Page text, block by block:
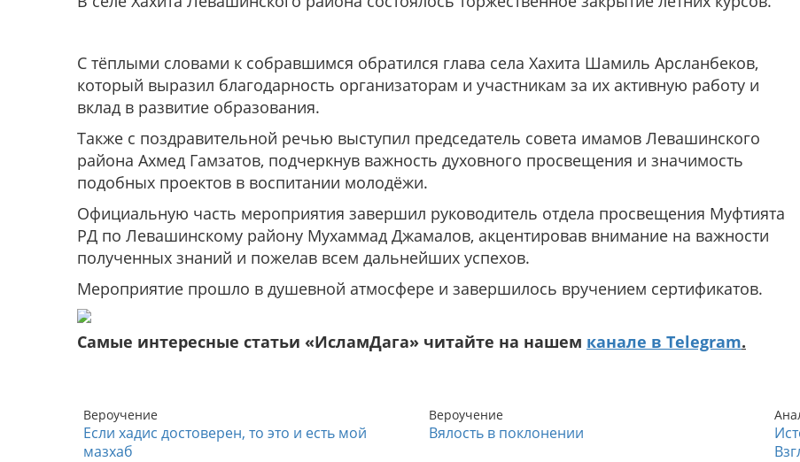
С тёплыми словами к собравшимся обратился глава села Хахита Шамиль Арсланбеков,
который выразил благодарность организаторам и участникам за их активную работу и
вклад в развитие образования.
Также с поздравительной речью выступил председатель совета имамов Левашинского
района Ахмед Гамзатов, подчеркнув важность духовного просвещения и значимость
подобных проектов в воспитании молодёжи.
Официальную часть мероприятия завершил руководитель отдела просвещения Муфтията
РД по Левашинскому району Мухаммад Джамалов, акцентировав внимание на важности
полученных знаний и пожелав всем дальнейших успехов.
Мероприятие прошло в душевной атмосфере и завершилось вручением сертификатов.
Самые интересные статьи «ИсламДага» читайте на нашем канале в Telegram.
Вероучение
Если хадис достоверен, то это и есть мой
мазхаб
Вероучение
Вялость в поклонении